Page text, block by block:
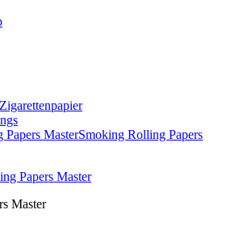
Zigarettenpapier
MasterSmoking Rolling Papers
Master